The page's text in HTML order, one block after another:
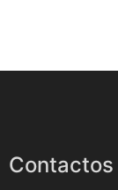
Contactos